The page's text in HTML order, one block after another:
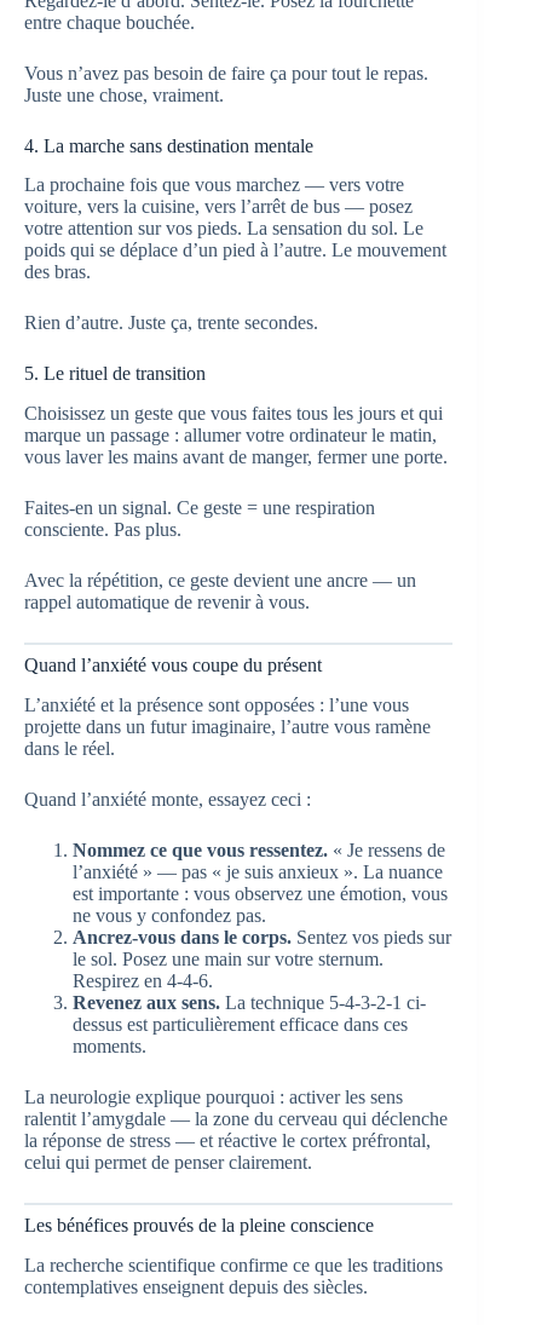
entre chaque bouchée.
Vous n’avez pas besoin de faire ça pour tout le repas.
Juste une chose, vraiment.
4. La marche sans destination mentale
La prochaine fois que vous marchez — vers votre
voiture, vers la cuisine, vers l’arrêt de bus — posez
votre attention sur vos pieds. La sensation du sol. Le
poids qui se déplace d’un pied à l’autre. Le mouvement
des bras.
Rien d’autre. Juste ça, trente secondes.
5. Le rituel de transition
Choisissez un geste que vous faites tous les jours et qui
marque un passage : allumer votre ordinateur le matin,
vous laver les mains avant de manger, fermer une porte.
Faites-en un signal. Ce geste = une respiration
consciente. Pas plus.
Avec la répétition, ce geste devient une ancre — un
rappel automatique de revenir à vous.
Quand l’anxiété vous coupe du présent
L’anxiété et la présence sont opposées : l’une vous
projette dans un futur imaginaire, l’autre vous ramène
dans le réel.
Quand l’anxiété monte, essayez ceci :
Nommez ce que vous ressentez. « Je ressens de
l’anxiété » — pas « je suis anxieux ». La nuance
est importante : vous observez une émotion, vous
ne vous y confondez pas.
Ancrez-vous dans le corps. Sentez vos pieds sur
le sol. Posez une main sur votre sternum.
Respirez en 4-4-6.
Revenez aux sens. La technique 5-4-3-2-1 ci-
dessus est particulièrement efficace dans ces
moments.
La neurologie explique pourquoi : activer les sens
ralentit l’amygdale — la zone du cerveau qui déclenche
la réponse de stress — et réactive le cortex préfrontal,
celui qui permet de penser clairement.
Les bénéfices prouvés de la pleine conscience
La recherche scientifique confirme ce que les traditions
contemplatives enseignent depuis des siècles.